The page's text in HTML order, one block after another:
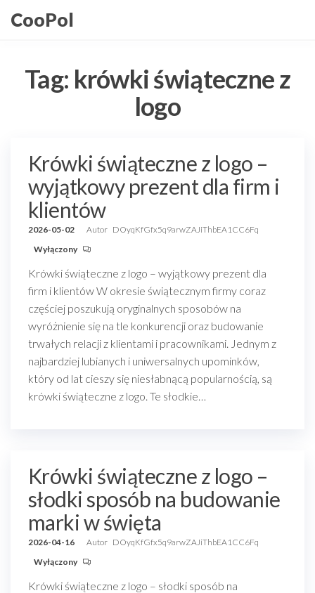
doCooPol
Tag: krówki świąteczne z
logo
Krówki świąteczne z logo –
wyjątkowy prezent dla firm i
klientów
2026-05-02 Autor DOyqKfGfx5q9arwZAJiThbEA1CC6Fq
Wyłączony
Krówki świąteczne z logo – wyjątkowy prezent dla
firm i klientów W okresie świątecznym firmy coraz
częściej poszukują oryginalnych sposobów na
wyróżnienie się na tle konkurencji oraz budowanie
trwałych relacji z klientami i pracownikami. Jednym z
najbardziej lubianych i uniwersalnych upominków,
który od lat cieszy się niesłabnącą popularnością, są
krówki świąteczne z logo. Te słodkie…
Krówki świąteczne z logo –
słodki sposób na budowanie
marki w święta
2026-04-16 Autor DOyqKfGfx5q9arwZAJiThbEA1CC6Fq
Wyłączony
Krówki świąteczne z logo – słodki sposób na